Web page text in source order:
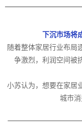
下沉市场将
随着整体家居行业布局
争激烈，利润空间被
小苏认为，想要在家居
城市消